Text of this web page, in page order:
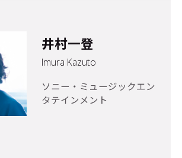
井村一登
Imura Kazuto
ソニー・ミュージックエン
タテインメント